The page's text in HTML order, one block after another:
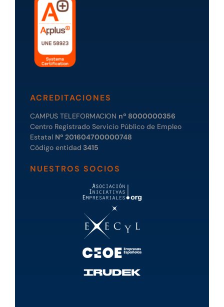
ACREDITACIONES
CAMPUS TELEFORMACION nº 8000000356
Centro Registrado Servicio Público de Empleo
Estatal Nº 201604700000748
Código entidad 3415
NUESTROS SOCIOS